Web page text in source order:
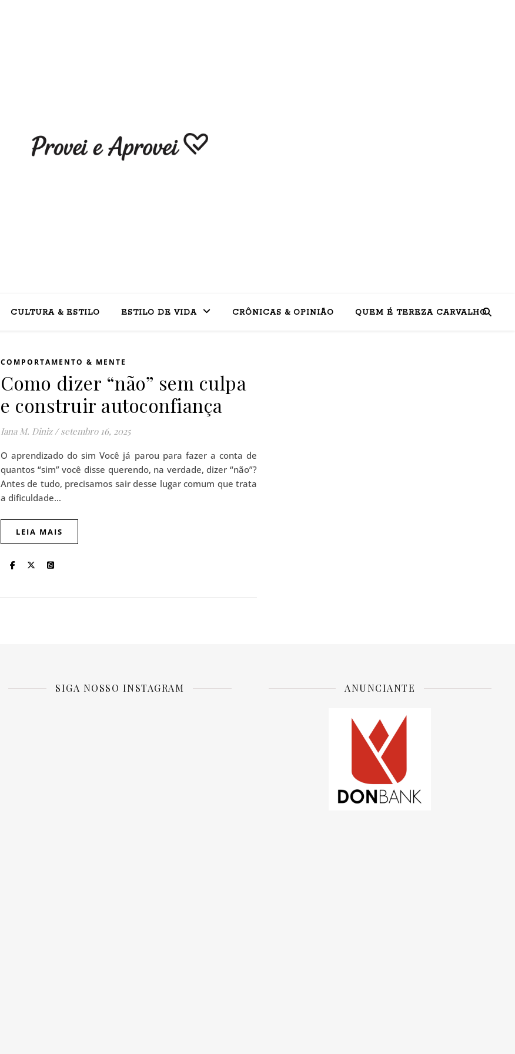
CULTURA & ESTILO ESTILO DE VIDA CRÔNICAS & OPINIÃO QUEM É TEREZA CARVALHO
COMPORTAMENTO & MENTE
Como dizer “não” sem culpa
e construir autoconfiança
Iana M. Diniz / setembro 16, 2025
O aprendizado do sim Você já parou para fazer a conta de
quantos “sim” você disse querendo, na verdade, dizer “não”?
Antes de tudo, precisamos sair desse lugar comum que trata
a dificuldade…
LEIA MAIS
SIGA NOSSO INSTAGRAM ANUNCIANTE